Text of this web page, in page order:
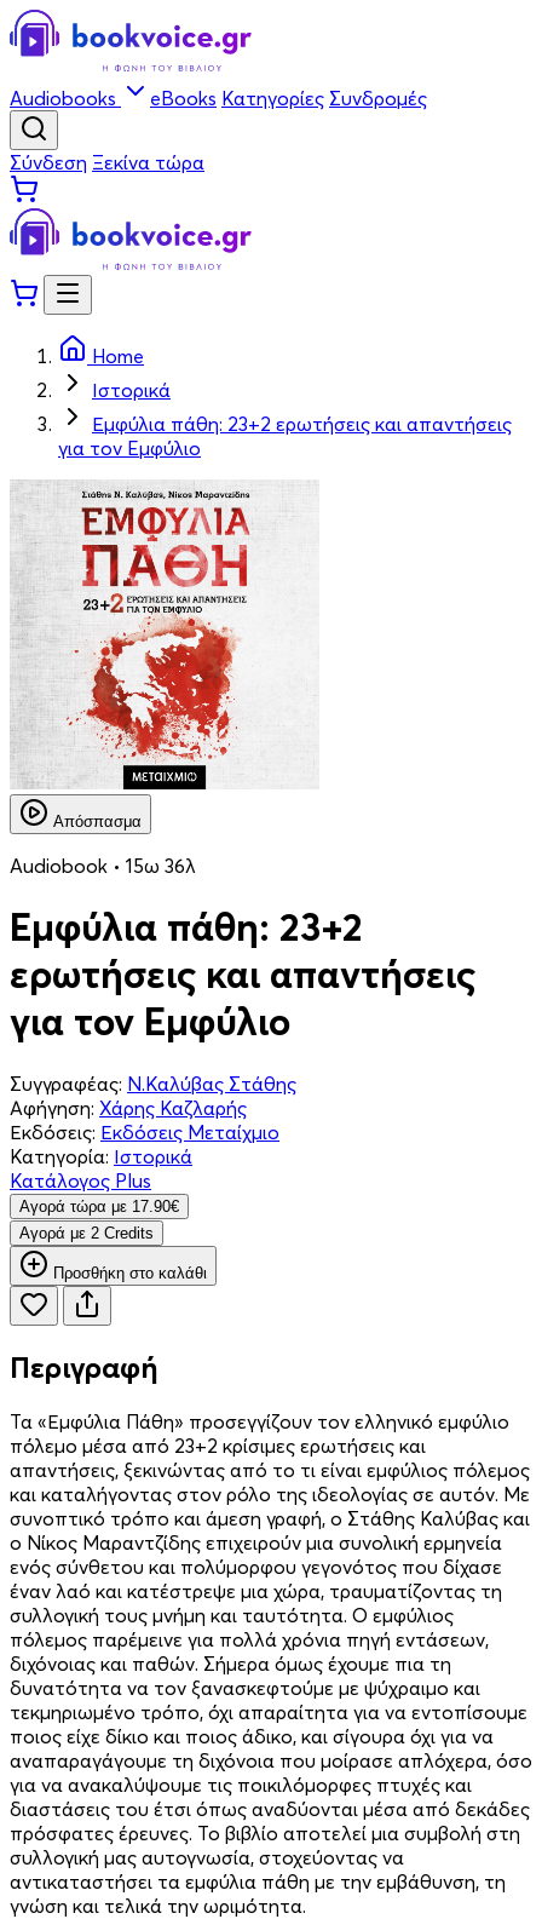
Audiobooks eBooks Κατηγορίες Συνδρομές
Σύνδεση Ξεκίνα τώρα
Home
Ιστορικά
Εμφύλια πάθη: 23+2 ερωτήσεις και απαντήσεις
για τον Eμφύλιο
Απόσπασμα
Audiobook • 15ω 36λ
Εμφύλια πάθη: 23+2
ερωτήσεις και απαντήσεις
για τον Eμφύλιο
Συγγραφέας: Ν.Καλύβας Στάθης
Αφήγηση: Χάρης Καζλαρής
Εκδόσεις: Εκδόσεις Μεταίχμιο
Κατηγορία: Ιστορικά
Κατάλογος Plus
Aγορά τώρα με 17.90€
Aγορά με 2 Credits
Προσθήκη στο καλάθι
Περιγραφή
Τα «Εμφύλια Πάθη» προσεγγίζουν τον ελληνικό εμφύλιο
πόλεμο μέσα από 23+2 κρίσιμες ερωτήσεις και
απαντήσεις, ξεκινώντας από το τι είναι εμφύλιος πόλεμος
και καταλήγοντας στον ρόλο της ιδεολογίας σε αυτόν. Με
συνοπτικό τρόπο και άμεση γραφή, ο Στάθης Καλύβας και
ο Νίκος Μαραντζίδης επιχειρούν μια συνολική ερμηνεία
ενός σύνθετου και πολύμορφου γεγονότος που δίχασε
έναν λαό και κατέστρεψε μια χώρα, τραυματίζοντας τη
συλλογική τους μνήμη και ταυτότητα. Ο εμφύλιος
πόλεμος παρέμεινε για πολλά χρόνια πηγή εντάσεων,
διχόνοιας και παθών. Σήμερα όμως έχουμε πια τη
δυνατότητα να τον ξανασκεφτούμε με ψύχραιμο και
τεκμηριωμένο τρόπο, όχι απαραίτητα για να εντοπίσουμε
ποιος είχε δίκιο και ποιος άδικο, και σίγουρα όχι για να
αναπαραγάγουμε τη διχόνοια που μοίρασε απλόχερα, όσο
για να ανακαλύψουμε τις ποικιλόμορφες πτυχές και
διαστάσεις του έτσι όπως αναδύονται μέσα από δεκάδες
πρόσφατες έρευνες. Το βιβλίο αποτελεί μια συμβολή στη
συλλογική μας αυτογνωσία, στοχεύοντας να
αντικαταστήσει τα εμφύλια πάθη με την εμβάθυνση, τη
γνώση και τελικά την ωριμότητα.